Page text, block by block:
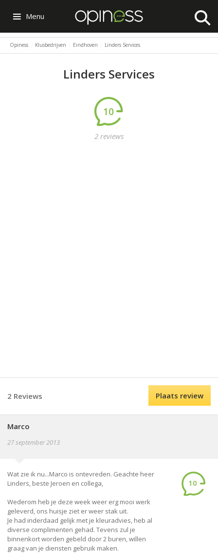
Menu
Opiness Klusbedrijven Eindhoven Linders Services
Linders Services
10
2 reviews
2 Reviews Plaats review
Marco
27 september 2013
Wat zie ik nu...Marco is ontevreden. Geachte heer
Linders, beste Jeroen en collega,
Wederom heb je deze week weer erg mooi werk
geleverd, ons huisje ziet er weer stak uit.
Je had inderdaad gelijk met je kleuradvies, heb al
diverse complimenten gehad. Tevens zul je
binnenkort worden gebeld door 2 buren, willen
graag van je diensten gebruik maken.
10